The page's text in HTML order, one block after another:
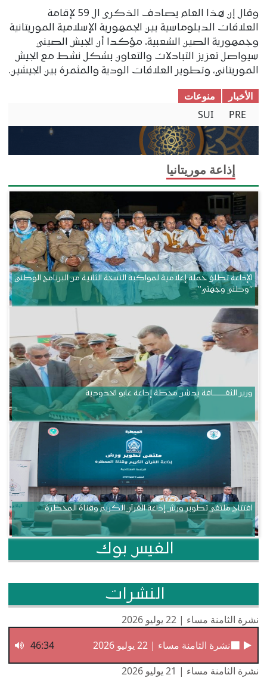
وقال إن هذا العام يصادف الذكرى ال 59 لإقامة
العلاقات الدبلوماسية بين الجمهورية الإسلامية الموريتانية
وجمهورية الصين الشعبية، مؤكدا أن الجيش الصيني
سيواصل تعزيز التبادلات والتعاون بشكل نشط مع الجيش
الموريتاني، وتطوير العلاقات الودية والمثمرة بين الجيشين.
الأخبار
منوعات
PRE
SUI
إذاعة موريتانيا
الإذاعة تطلق حملة إعلامية لمواكبة النسخة الثانية من البرنامج الوطني
“وطني وجهتي”
وزير الثقــــــــــافة يدشن محطة إذاعة غابو الحدودية
افتتاح ملتقى تطوير ورش إذاعة القرآن الكريم وقناة المحظرة
الفيس بوك
النشرات
نشرة الثامنة مساء | 22 يوليو 2026
نشرة الثامنة مساء | 22 يوليو 2026
46:34
نشرة الثامنة مساء | 21 يوليو 2026